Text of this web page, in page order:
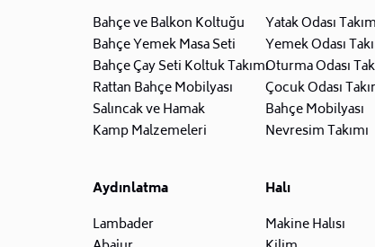
Bahçe ve Balkon Koltuğu
Bahçe Yemek Masa Seti
Bahçe Çay Seti Koltuk Takımı
Rattan Bahçe Mobilyası
Salıncak ve Hamak
Kamp Malzemeleri
Yatak Odası
Yemek Odası
Oturma Odası
Çocuk Odası
Bahçe Mobilyası
Nevresim Takımı
Aydınlatma
Lambader
Halı
Makine Halısı